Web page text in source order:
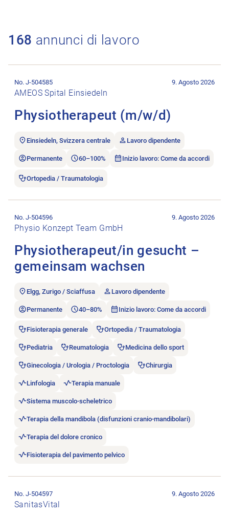
168 annunci di lavoro
AMEOS Spital Einsiedeln
Physiotherapeut (m/w/d)
No. J-504585 9. Agosto 2026
Einsiedeln, Svizzera centrale Lavoro dipendente
Permanente 60–100% Inizio lavoro: Come da accordi
Ortopedia / Traumatologia
Physio Konzept Team GmbH
Physiotherapeut/in gesucht –
gemeinsam wachsen
No. J-504596 9. Agosto 2026
Elgg, Zurigo / Sciaffusa Lavoro dipendente
Permanente 40–80% Inizio lavoro: Come da accordi
Fisioterapia generale Ortopedia / Traumatologia
Pediatria Reumatologia Medicina dello sport
Ginecologia / Urologia / Proctologia Chirurgia
Linfologia Terapia manuale
Sistema muscolo-scheletrico
Terapia della mandibola (disfunzioni cranio-mandibolari)
Terapia del dolore cronico
Fisioterapia del pavimento pelvico
SanitasVital
No. J-504597 9. Agosto 2026